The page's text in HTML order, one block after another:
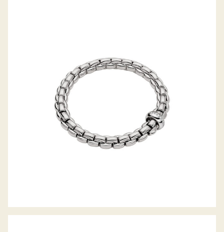
KOLLEKTION